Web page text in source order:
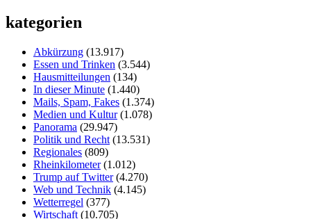
kategorien
Abkürzung (13.917)
Essen und Trinken (3.544)
Hausmitteilungen (134)
In dieser Minute (1.440)
Mails, Spam, Fakes (1.374)
Medien und Kultur(1.078)
Panorama (29.947)
Politik und Recht (13.531)
Regionales (809)
Rheinkilometer(1.012)
Trump auf Twitter(4.270)
Web und Technik (4.145)
Wetterregel (377)
Wirtschaft (10.705)